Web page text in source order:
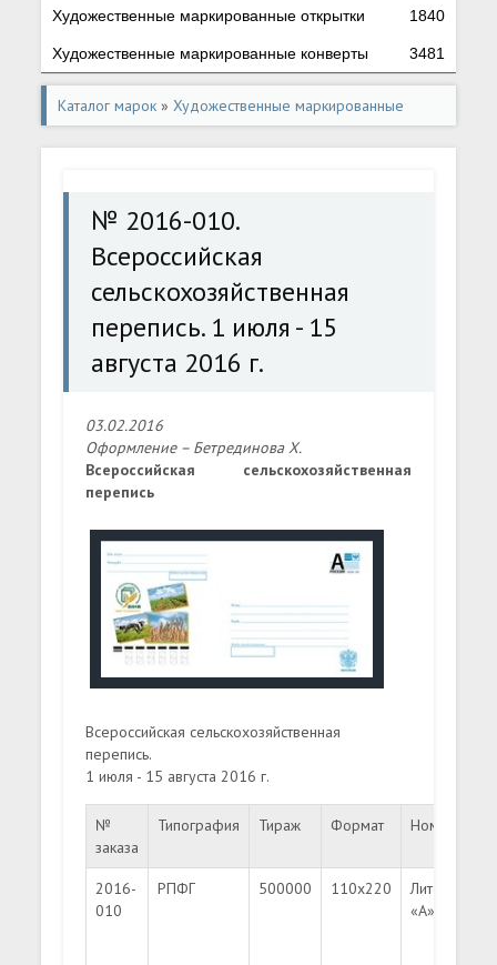
Художественные маркированные открытки 1840
Художественные маркированные конверты 3481
Каталог марок »Художественные маркированные
конверты» № 2016-010. Всероссийская
2016 г.№ 2016-010.
Всероссийская
сельскохозяйственная
перепись. 1 июля - 15
августа 2016 г.
03.02.2016
Оформление – Бетрединова Х.
Всероссийская сельскохозяйственная
перепись
Всероссийская сельскохозяйственная
перепись.
1 июля - 15 августа 2016 г.
№
заказа
Типография Тираж Формат Номинал
2016-
010
РПФГ 500000 110х220
Литера
«A»